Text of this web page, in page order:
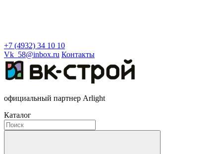
+7 (4932) 34 10 10
Vk_58@inbox.ru Контакты
официальный партнер Arlight
Каталог